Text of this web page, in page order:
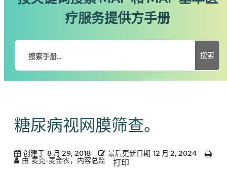
疗服务提供方手册
搜索
糖尿病视网膜筛查。
创建于 8 月 29, 2018 最后更新日期 12 月 2, 2024
由 麦克-麦金农，内容总监 打印